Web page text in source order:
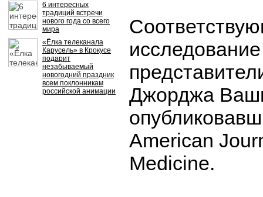
6 интересных
традиций встречи
нового года со всего
мира
«Ёлка телеканала
Карусель» в Крокусе
подарит
незабываемый
новогодний праздник
всем поклонникам
российской анимации
Джорджа
American
Medicine.